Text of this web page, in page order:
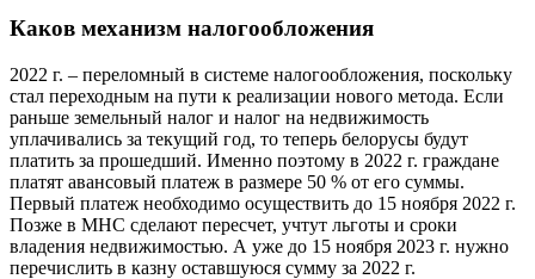
Каков механизм налогообложения
2022 г. – переломный в системе налогообложения, поскольку
стал переходным на пути к реализации нового метода. Если
раньше земельный налог и налог на недвижимость
уплачивались за текущий год, то теперь белорусы будут
платить за прошедший. Именно поэтому в 2022 г. граждане
платят авансовый платеж в размере 50 % от его суммы.
Первый платеж необходимо осуществить до 15 ноября 2022 г.
Позже в МНС сделают пересчет, учтут льготы и сроки
владения недвижимостью. А уже до 15 ноября 2023 г. нужно
перечислить в казну оставшуюся сумму за 2022 г.